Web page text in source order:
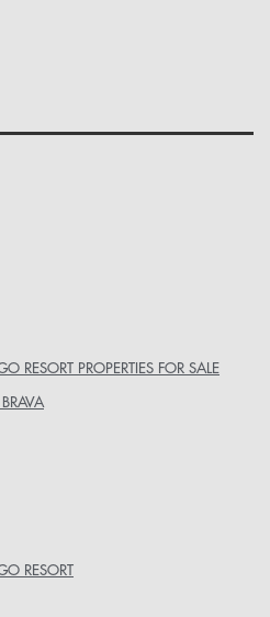
RESORT PROPERTIES FOR SALE
RESORT